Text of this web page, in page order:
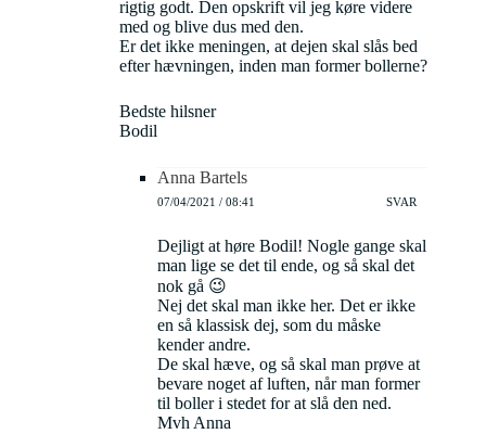
rigtig godt. Den opskrift vil jeg køre videre
med og blive dus med den.
Er det ikke meningen, at dejen skal slås bed
efter hævningen, inden man former bollerne?
Bedste hilsner
Bodil
Anna Bartels
07/04/2021 / 08:41 SVAR
Dejligt at høre Bodil! Nogle gange skal
man lige se det til ende, og så skal det
nok gå 😉
Nej det skal man ikke her. Det er ikke
en så klassisk dej, som du måske
kender andre.
De skal hæve, og så skal man prøve at
bevare noget af luften, når man former
til boller i stedet for at slå den ned.
Mvh Anna